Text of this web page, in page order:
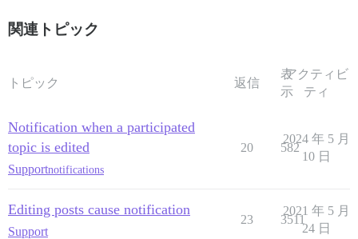
関連トピック
トピック 返信
表
示
アクティビ
ティ
Notification when a participated
topic is edited
Supportnotifications
20 582
2024 年 5 月
10 日
Editing posts cause notification
Support
23 3511
2021 年 5 月
24 日